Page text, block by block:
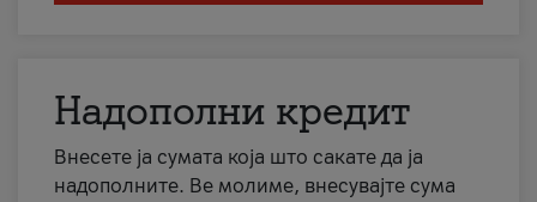
Надополни кредит
Внесете ја сумата која што сакате да ја
надополните. Ве молиме, внесувајте сума